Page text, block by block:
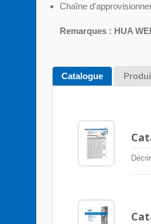
Chaîne
Remarques : HUA
Catalogue